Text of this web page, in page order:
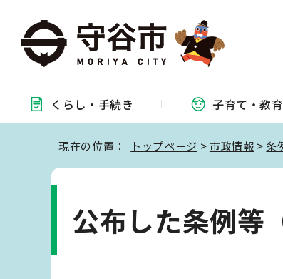
くらし・ 手続き 子育て・教育
現在の位置： トップページ >市政情報 >条
公布した条例等